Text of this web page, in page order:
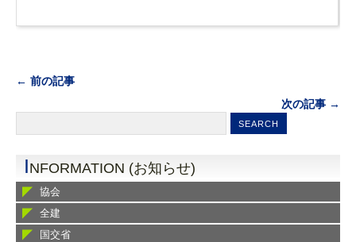
← 前の記事
次の記事 →
INFORMATION (お知らせ)
協会
全建
国交省